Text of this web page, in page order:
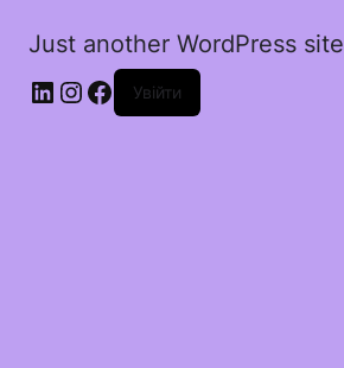
Just another WordPress site
Увійти